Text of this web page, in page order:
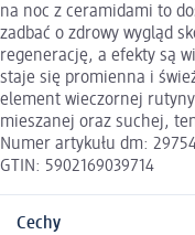
na noc z ceramidami to
zadbać o zdrowy wygląd
regenerację, a efekty są
staje się promienna i
element wieczornej
mieszanej oraz suchej,
Numer artykułu dm:
GTIN: 5902169039714
Cechy